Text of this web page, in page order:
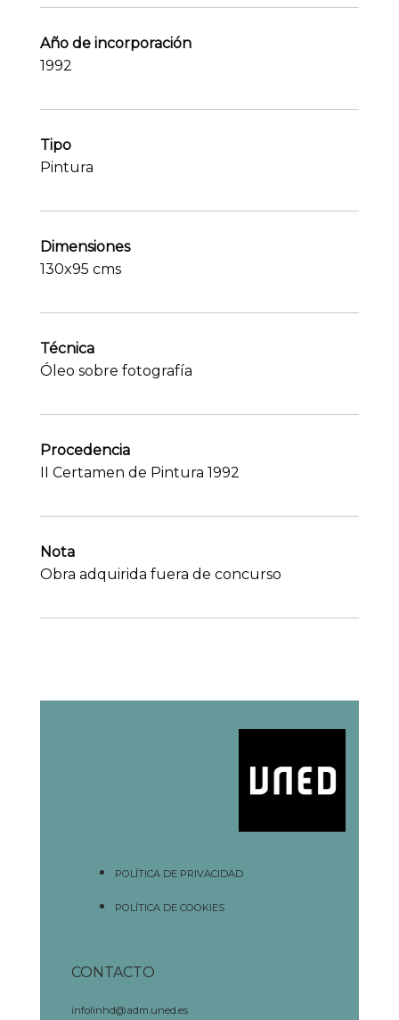
Año de incorporación
1992
Tipo
Pintura
Dimensiones
130x95 cms
Técnica
Óleo sobre fotografía
Procedencia
II Certamen de Pintura 1992
Nota
Obra adquirida fuera de concurso
POLÍTICA DE PRIVACIDAD
POLÍTICA DE COOKIES
CONTACTO
infolinhd@adm.uned.es